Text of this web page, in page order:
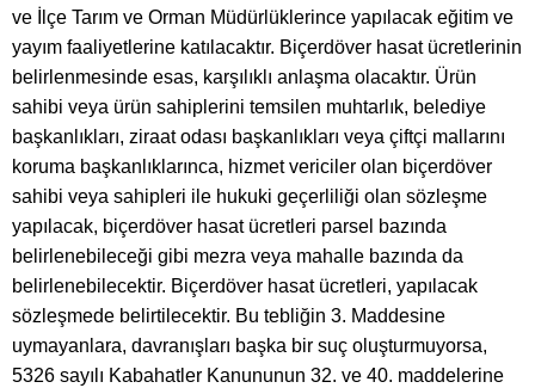
ve İlçe Tarım ve Orman Müdürlüklerince yapılacak eğitim ve
yayım faaliyetlerine katılacaktır. Biçerdöver hasat ücretlerinin
belirlenmesinde esas, karşılıklı anlaşma olacaktır. Ürün
sahibi veya ürün sahiplerini temsilen muhtarlık, belediye
başkanlıkları, ziraat odası başkanlıkları veya çiftçi mallarını
koruma başkanlıklarınca, hizmet vericiler olan biçerdöver
sahibi veya sahipleri ile hukuki geçerliliği olan sözleşme
yapılacak, biçerdöver hasat ücretleri parsel bazında
belirlenebileceği gibi mezra veya mahalle bazında da
belirlenebilecektir. Biçerdöver hasat ücretleri, yapılacak
sözleşmede belirtilecektir. Bu tebliğin 3. Maddesine
uymayanlara, davranışları başka bir suç oluşturmuyorsa,
5326 sayılı Kabahatler Kanununun 32. ve 40. maddelerine